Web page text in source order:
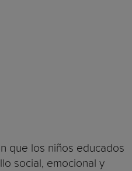
que los niños educados
social, emocional y